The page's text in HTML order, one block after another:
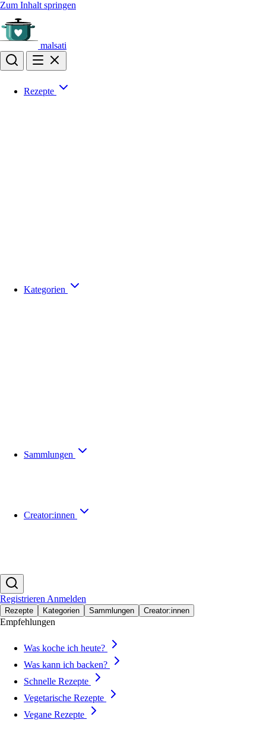
Zum Inhalt springen
malsati
Rezepte
Kategorien
Sammlungen
Creator:innen
Registrieren Anmelden
Rezepte Kategorien Sammlungen Creator:innen
Empfehlungen
Was koche ich heute?
Was kann ich backen?
Schnelle Rezepte
Vegetarische Rezepte
Vegane Rezepte